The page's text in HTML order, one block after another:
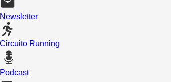
Newsletter
Circuito Running
Podcast